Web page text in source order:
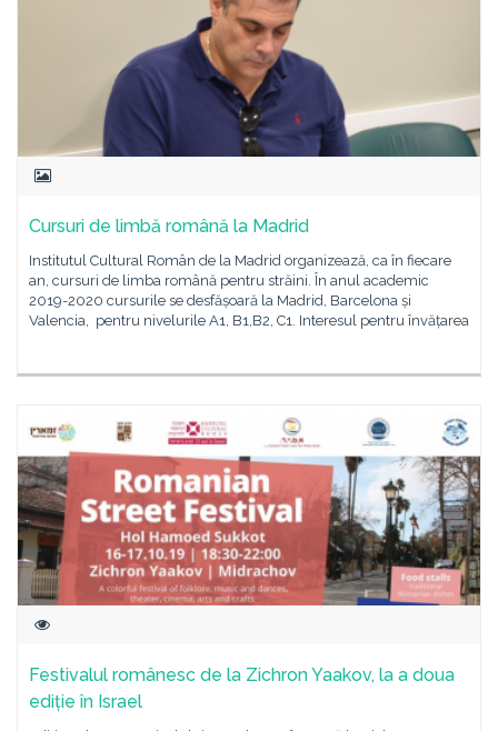
Cursuri de limbă română la Madrid
Institutul Cultural Român de la Madrid organizează, ca în fiecare
an, cursuri de limba română pentru străini. În anul academic
2019-2020 cursurile se desfășoară la Madrid, Barcelona și
Valencia, pentru nivelurile A1, B1,B2, C1. Interesul pentru învățarea
Festivalul românesc de la Zichron Yaakov, la a doua
ediție în Israel